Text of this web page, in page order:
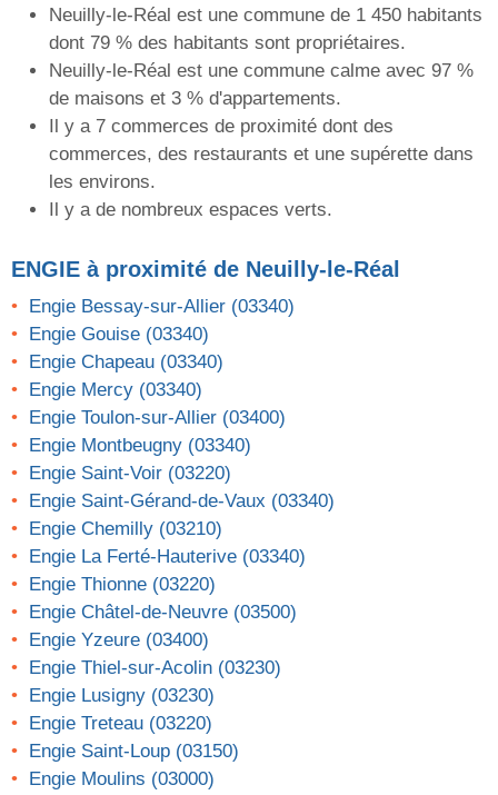
Neuilly-le-Réal est une commune de 1 450 habitants
dont 79 % des habitants sont propriétaires.
Neuilly-le-Réal est une commune calme avec 97 %
de maisons et 3 % d'appartements.
Il y a 7 commerces de proximité dont des
commerces, des restaurants et une supérette dans
les environs.
Il y a de nombreux espaces verts.
ENGIE à proximité de Neuilly-le-Réal
Engie Bessay-sur-Allier (03340)
Engie Gouise (03340)
Engie Chapeau (03340)
Engie Mercy (03340)
Engie Toulon-sur-Allier (03400)
Engie Montbeugny (03340)
Engie Saint-Voir (03220)
Engie Saint-Gérand-de-Vaux (03340)
Engie Chemilly (03210)
Engie La Ferté-Hauterive (03340)
Engie Thionne (03220)
Engie Châtel-de-Neuvre (03500)
Engie Yzeure (03400)
Engie Thiel-sur-Acolin (03230)
Engie Lusigny (03230)
Engie Treteau (03220)
Engie Saint-Loup (03150)
Engie Moulins (03000)